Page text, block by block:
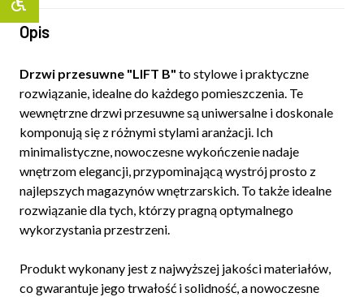
Opis
Drzwi przesuwne "LIFT B" to stylowe i praktyczne
rozwiązanie, idealne do każdego pomieszczenia. Te
wewnętrzne drzwi przesuwne są uniwersalne i doskonale
komponują się z różnymi stylami aranżacji. Ich
minimalistyczne, nowoczesne wykończenie nadaje
wnętrzom elegancji, przypominającą wystrój prosto z
najlepszych magazynów wnętrzarskich. To także idealne
rozwiązanie dla tych, którzy pragną optymalnego
wykorzystania przestrzeni.
Produkt wykonany jest z najwyższej jakości materiałów,
co gwarantuje jego trwałość i solidność, a nowoczesne